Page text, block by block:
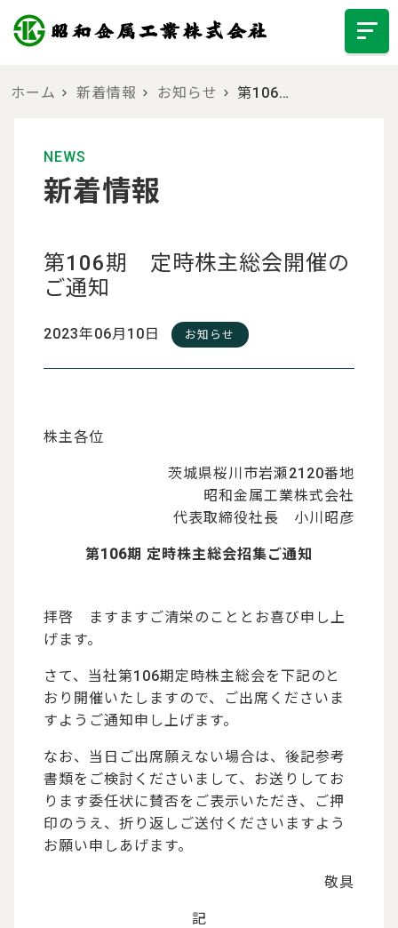
ホーム 新着情報 お知らせ 第106…
NEWS
新着情報
第106期 定時株主総会開催の
ご通知
2023年06月10日 お知らせ
株主各位
茨城県桜川市岩瀬2120番地
昭和金属工業株式会社
代表取締役社長 小川昭彦
第106期 定時株主総会招集ご通知
拝啓 ますますご清栄のこととお喜び申し上
げます。
さて、当社第106期定時株主総会を下記のと
おり開催いたしますので、ご出席くださいま
すようご通知申し上げます。
なお、当日ご出席願えない場合は、後記参考
書類をご検討くださいまして、お送りしてお
ります委任状に賛否をご表示いただき、ご押
印のうえ、折り返しご送付くださいますよう
お願い申しあげます。
敬具
記